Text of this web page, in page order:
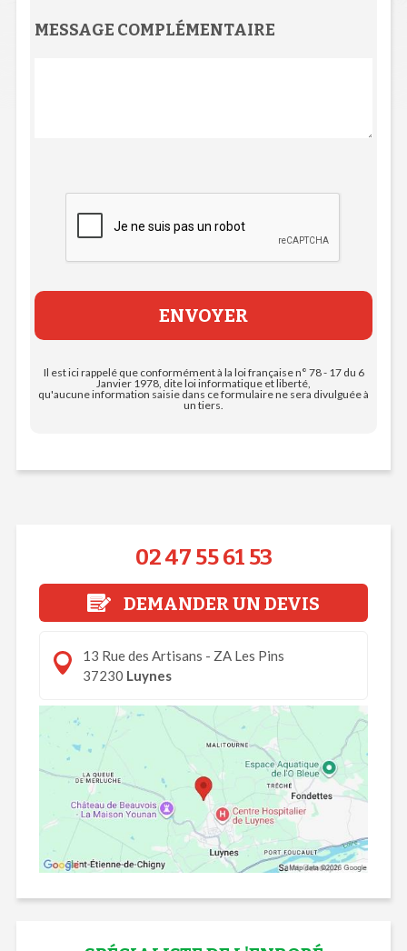
02 47 55 61 53
DEMANDER UN DEVIS
13 Rue des Artisans - ZA Les Pins
37230 Luynes
MESSAGE COMPLÉMENTAIRE
Il est ici rappelé que conformément à la loi française n° 78 - 17 du 6
Janvier 1978, dite loi informatique et liberté,
qu'aucune information saisie dans ce formulaire ne sera divulguée à
un tiers.